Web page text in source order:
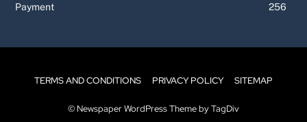
Payment
256
TERMS AND CONDITIONS PRIVACY POLICY SITEMAP
© Newspaper WordPress Theme by TagDiv